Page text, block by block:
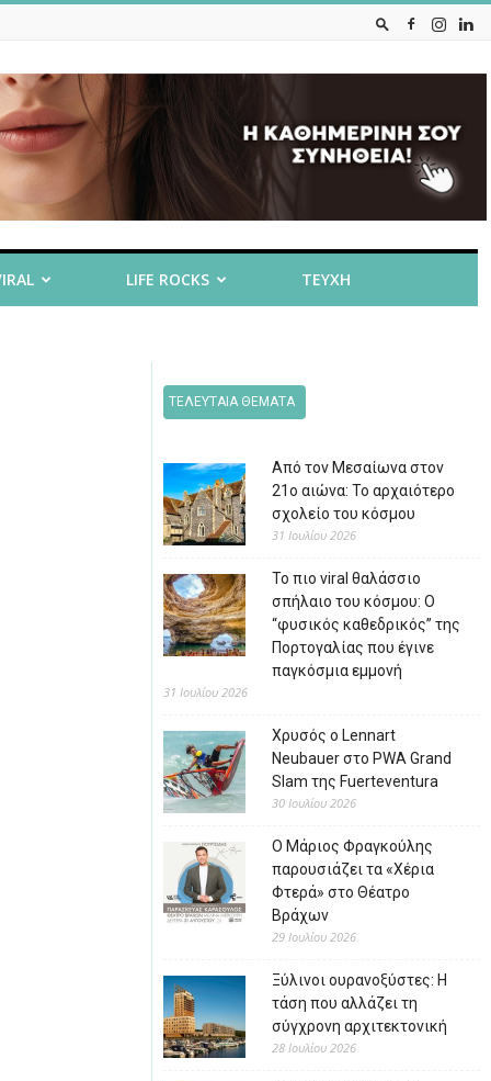
LIFE ROCKS ΤΕΥΧΗ
ΤΕΛΕΥΤΑΙΑ ΘΕΜΑΤΑ
Από τον Μεσαίωνα στον
21ο αιώνα: Το αρχαιότερο
σχολείο του κόσμου
31 Ιουλίου 2026
Το πιο viral θαλάσσιο
σπήλαιο του κόσμου: Ο
“φυσικός καθεδρικός” της
Πορτογαλίας που έγινε
παγκόσμια εμμονή
31 Ιουλίου 2026
Χρυσός ο Lennart
Neubauer στο PWA Grand
Slam της Fuerteventura
30 Ιουλίου 2026
Ο Μάριος Φραγκούλης
παρουσιάζει τα «Χέρια
Φτερά» στο Θέατρο
Βράχων
29 Ιουλίου 2026
Ξύλινοι ουρανοξύστες: Η
τάση που αλλάζει τη
σύγχρονη αρχιτεκτονική
28 Ιουλίου 2026